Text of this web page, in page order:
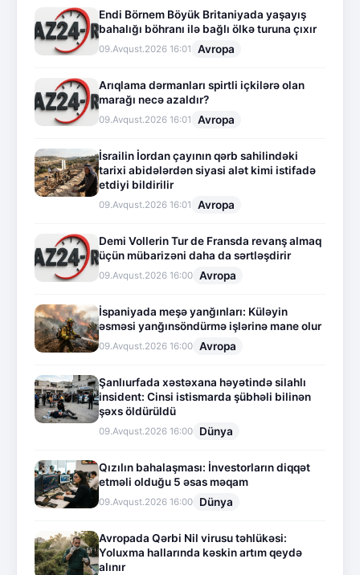
Endi Börnem Böyük Britaniyada yaşayış
bahalığı böhranı ilə bağlı ölkə turuna çıxır
09.Avqust.2026 16:01 Avropa
Arıqlama dərmanları spirtli içkilərə olan
marağı necə azaldır?
09.Avqust.2026 16:01 Avropa
İsrailin İordan çayının qərb sahilindəki
tarixi abidələrdən siyasi alət kimi istifadə
etdiyi bildirilir
09.Avqust.2026 16:01 Avropa
Demi Vollerin Tur de Fransda revanş almaq
üçün mübarizəni daha da sərtləşdirir
09.Avqust.2026 16:00 Avropa
İspaniyada meşə yanğınları: Küləyin
əsməsi yanğınsöndürmə işlərinə mane olur
09.Avqust.2026 16:00 Avropa
Şanlıurfada xəstəxana həyətində silahlı
insident: Cinsi istismarda şübhəli bilinən
şəxs öldürüldü
09.Avqust.2026 16:00 Dünya
Qızılın bahalaşması: İnvestorların diqqət
etməli olduğu 5 əsas məqam
09.Avqust.2026 16:00 Dünya
Avropada Qərbi Nil virusu təhlükəsi:
Yoluxma hallarında kəskin artım qeydə
alınır